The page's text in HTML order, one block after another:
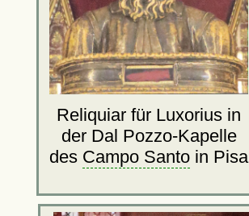
Reliquiar für Luxorius in
der Dal Pozzo-Kapelle
des Campo Santo in Pisa